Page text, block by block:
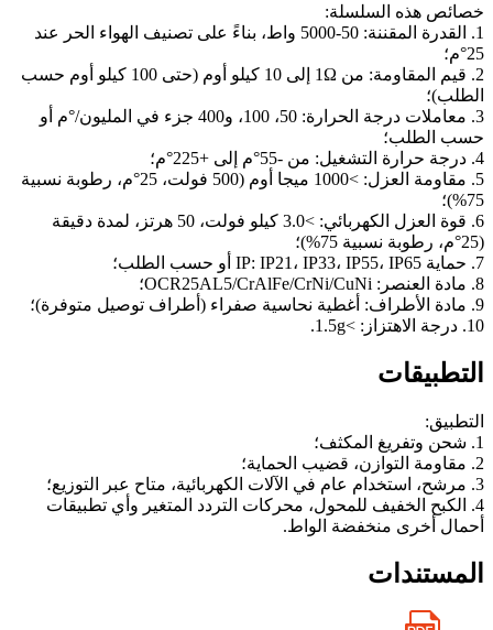
خصائص هذه السلسلة:
1. القدرة المقننة: 50-5000 واط، بناءً على تصنيف الهواء الحر عند
25°م؛
2. قيم المقاومة: من 1Ω إلى 10 كيلو أوم (حتى 100 كيلو أوم حسب
الطلب)؛
3. معاملات درجة الحرارة: 50، 100، و400 جزء في المليون/°م أو
حسب الطلب؛
4. درجة حرارة التشغيل: من -55°م إلى +225°م؛
5. مقاومة العزل: >1000 ميجا أوم (500 فولت، 25°م، رطوبة نسبية
75%)؛
6. قوة العزل الكهربائي: >3.0 كيلو فولت، 50 هرتز، لمدة دقيقة
(25°م، رطوبة نسبية 75%)؛
7. حماية IP: IP21، IP33، IP55، IP65 أو حسب الطلب؛
8. مادة العنصر: OCR25AL5/CrAlFe/CrNi/CuNi؛
9. مادة الأطراف: أغطية نحاسية صفراء (أطراف توصيل متوفرة)؛
10. درجة الاهتزاز: >1.5g.
التطبيقات
التطبيق:
1. شحن وتفريغ المكثف؛
2. مقاومة التوازن، قضيب الحماية؛
3. مرشح، استخدام عام في الآلات الكهربائية، متاح عبر التوزيع؛
4. الكبح الخفيف للمحول، محركات التردد المتغير وأي تطبيقات
أحمال أخرى منخفضة الواط.
المستندات